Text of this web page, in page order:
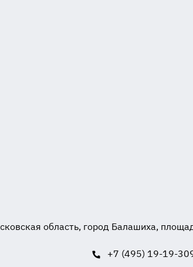
область, город Балашиха,
+7 (495) 19-19-